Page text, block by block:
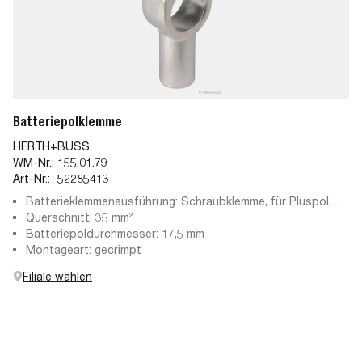
Batteriepolklemme
HERTH+BUSS
WM-Nr.: 155.01.79
Art-Nr.: 52285413
Batterieklemmenausführung: Schraubklemme, für Pluspol,
Pressteil
Querschnitt: 35 mm²
Batteriepoldurchmesser: 17,5 mm
Montageart: gecrimpt
Filiale wählen